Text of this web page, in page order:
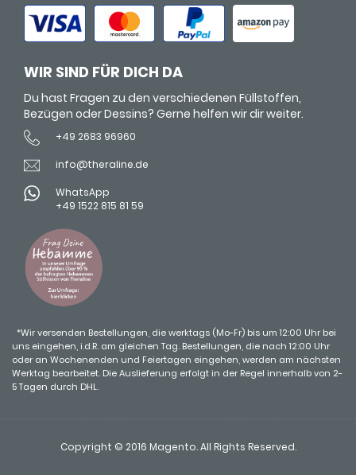
WIR SIND FÜR DICH DA
Du hast Fragen zu den verschiedenen Füllstoffen,
Bezügen oder Dessins? Gerne helfen wir dir weiter.
+49 2683 96960
info@theraline.de
WhatsApp
+49 1522 815 81 59
*Wir versenden Bestellungen, die werktags (Mo-Fr) bis um 12:00 Uhr bei
uns eingehen, i.d.R. am gleichen Tag. Bestellungen, die nach 12:00 Uhr
oder an Wochenenden und Feiertagen eingehen, werden am nächsten
Werktag bearbeitet. Die Auslieferung erfolgt in der Regel innerhalb von 2-
5 Tagen durch DHL.
Copyright © 2016 Magento. All Rights Reserved.